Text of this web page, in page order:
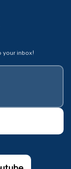
inbox!